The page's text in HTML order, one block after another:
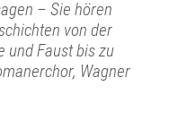
– Sie hören
von der
und Faust bis zu
Wagner